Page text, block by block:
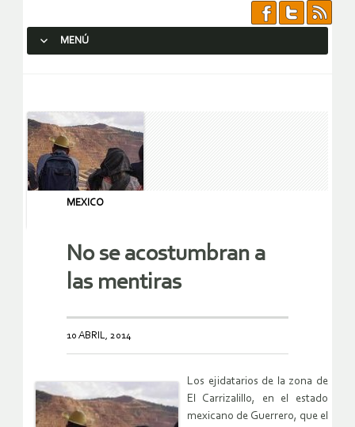
MENÚ
MEXICO
No se acostumbran a
las mentiras
10 ABRIL, 2014
Los ejidatarios de la zona de
El Carrizalillo, en el estado
mexicano de Guerrero, que el